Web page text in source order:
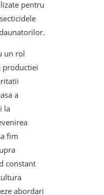
pentru
un rol
productiei
a
la
fim
constant
abordari